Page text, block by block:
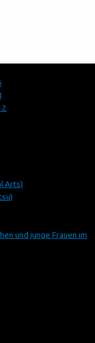
Arts)
und junge Frauen im